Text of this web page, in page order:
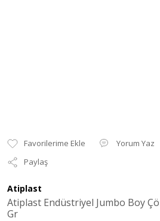
Yorum Yaz
Paylaş
Atiplast
Atiplast Endüstriyel Jumbo Boy
Gr